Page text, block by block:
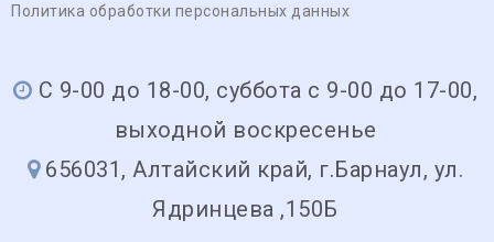
Политика обработки персональных данных
С 9-00 до 18-00, суббота с 9-00 до 17-00,
выходной воскресенье
656031, Алтайский край, г.Барнаул, ул.
Ядринцева ,150Б